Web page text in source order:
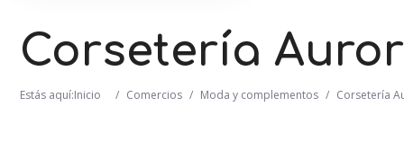
Corsetería
Estás aquí:Inicio / Comercios / Moda y complementos / Corsetería